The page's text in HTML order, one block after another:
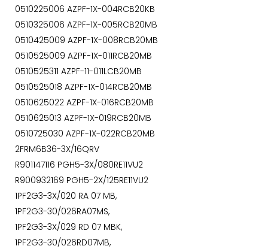
0510225006 AZPF-1X-004RCB20KB
0510325006 AZPF-1X-005RCB20MB
0510425009 AZPF-1X-008RCB20MB
0510525009 AZPF-1X-011RCB20MB
0510525311 AZPF-11-011LCB20MB
0510525018 AZPF-1X-014RCB20MB
0510625022 AZPF-1X-016RCB20MB
0510625013 AZPF-1X-019RCB20MB
0510725030 AZPF-1X-022RCB20MB
2FRM6B36-3X/16QRV
R901147116 PGH5-3X/080RE11VU2
R900932169 PGH5-2X/125RE11VU2
1PF2G3-3X/020 RA 07 MB,
1PF2G3-30/026RA07MS,
1PF2G3-3X/029 RD 07 MBK,
1PF2G3-30/026RD07MB,